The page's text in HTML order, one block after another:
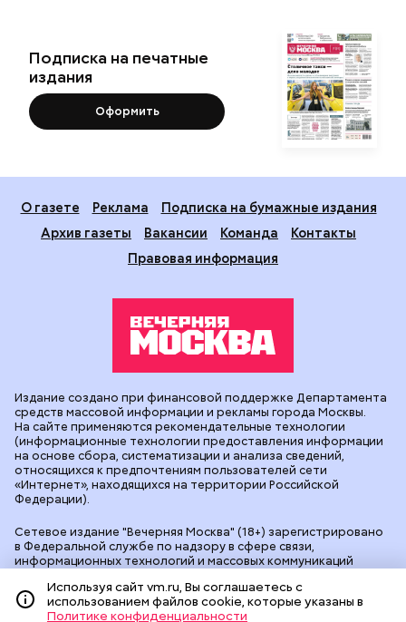
Подписка на печатные
издания
Оформить
О газете Реклама
Подписка на бумажные издания
Архив газеты
Вакансии Команда
Контакты
Правовая информация
Сетевое издание "Вечерняя Москва" (18+) зарегистрировано
в Федеральной службе по надзору в сфере связи,
информационных технологий и массовых коммуникаций
90524 от 09.12.2025. Учредитель: АО "Редакция газеты
"Вечерняя Москва". Главный редактор vm.ru: Александр
Геннадьевич Глуходедов. Адрес редакции: 127015, г.Москва,
Издание создано при финансовой поддержке Департамента
средств массовой информации и рекламы города Москвы.
На сайте применяются рекомендательные технологии
(информационные технологии предоставления информации
на основе сбора, систематизации и анализа сведений,
относящихся к предпочтениям пользователей сети
«Интернет», находящихся на территории Российской
Федерации).
Используя сайт vm.ru, Вы соглашаетесь с
использованием файлов cookie, которые указаны в
Политике конфиденциальности